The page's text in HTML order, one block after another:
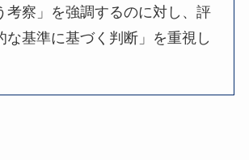
考察」を強調するのに対し、評
な基準に基づく判断」を重視し